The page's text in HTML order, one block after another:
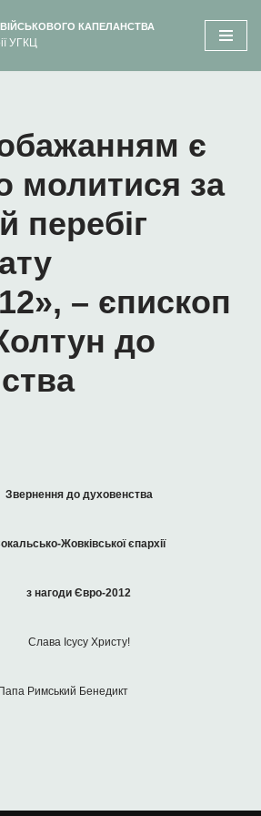
КАПЕЛАНСТВА
УГКЦ
є
молитися за
перебіг
– єпископ
до
Звернення до духовенства
Жовківської єпархії
з нагоди Євро-2012
Слава Ісусу Христу!
Римський Бенедикт